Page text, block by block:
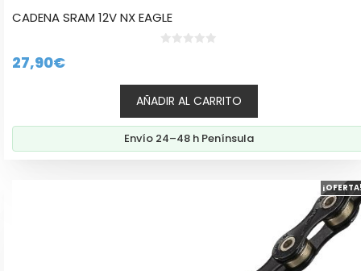
CADENA SRAM 12V NX EAGLE
27,90€
AÑADIR AL CARRITO
Envío 24–48 h Península